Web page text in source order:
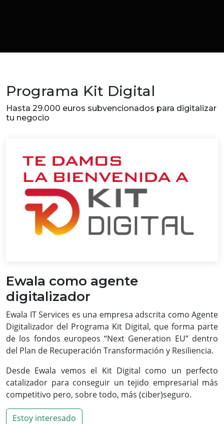
Programa Kit Digital
Hasta 29.000 euros subvencionados para digitalizar
tu negocio
Ewala como agente
digitalizador
Ewala IT Services es una empresa adscrita como Agente
Digitalizador del Programa Kit Digital, que forma parte
de los fondos europeos “Next Generation EU” dentro
del Plan de Recuperación Transformación y Resiliencia.
Desde Ewala vemos el Kit Digital como un perfecto
catalizador para conseguir un tejido empresarial más
competitivo pero, sobre todo, más (ciber)seguro.
Estoy interesado